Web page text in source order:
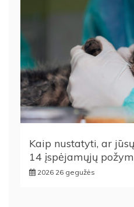
Kaip nustatyti, ar
14 įspėjamųjų
2026 26 gegužės